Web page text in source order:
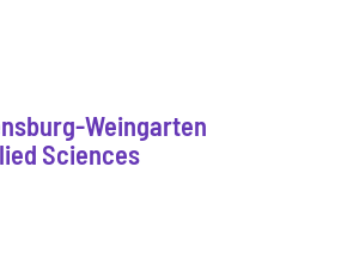
Weingarten
Sciences